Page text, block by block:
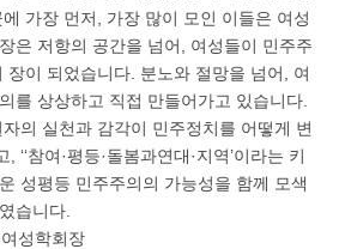
가장 먼저, 가장 많이 모인 이들은 여성
은 저항의 공간을 넘어, 여성들이 민주주
장이 되었습니다. 분노와 절망을 넘어, 여
를 상상하고 직접 만들어가고 있습니다.
의 실천과 감각이 민주정치를 어떻게 변
‘‘참여·평등·돌봄과연대·지역’이라는 키
성평등 민주주의의 가능성을 함께 모색
습니다.
성학회장